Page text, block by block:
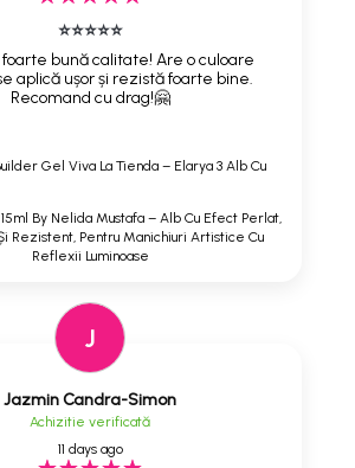
⭐⭐⭐⭐⭐
bună calitate! Are o culoare
aplică ușor și rezistă foarte bine.
Recomand cu drag!🤗
Gel Viva La Tienda – Elarya 3 Alb Cu
By Nelida Mustafa – Alb Cu Efect Perlat,
Rezistent, Pentru Manichiuri Artistice Cu
Reflexii Luminoase
J
Jazmin Candra-Simon
Achizitie verificată
11 days ago